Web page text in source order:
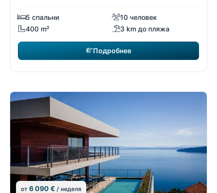
5 спальни
10 человек
400 m²
3 km до пляжа
Подробнее
от 6 090 € / неделя